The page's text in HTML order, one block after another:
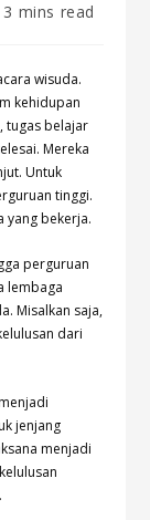
3 mins read
wisuda.
kehidupan
tugas belajar
Mereka
Untuk
tinggi.
yang bekerja.
perguruan
lembaga
Misalkan saja,
dari
jenjang
menjadi